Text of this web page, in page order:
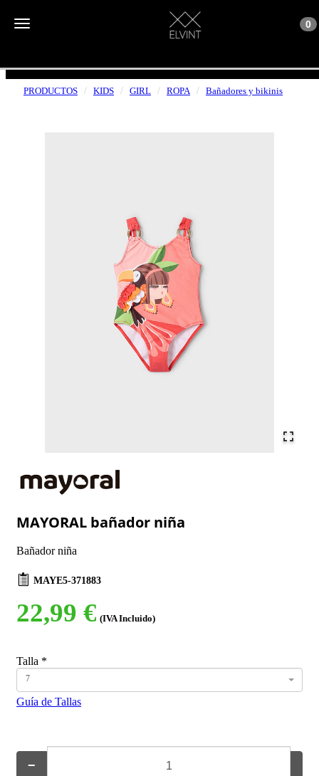
Toggle navigation Toggle
0
ENVÍOS GRATUITOS A PARTIR DE 50€
PRODUCTOS KIDS GIRL ROPA Bañadores y bikinis
MAYORAL bañador niña
Bañador niña
MAYE5-371883
22,99 € (IVA Incluido)
Talla *
7
Guía de Tallas
−